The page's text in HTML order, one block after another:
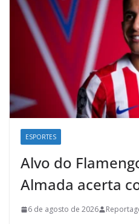
ESPORTES
Alvo do
Almada acerta
6 de agosto de 2026